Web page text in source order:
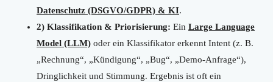
Datenschutz (DSGVO/GDPR) & KI.
2) Klassifikation & Priorisierung: Ein Large Language
Model (LLM) oder ein Klassifikator erkennt Intent (z. B.
„Rechnung“, „Kündigung“, „Bug“, „Demo-Anfrage“),
Dringlichkeit und Stimmung. Ergebnis ist oft ein